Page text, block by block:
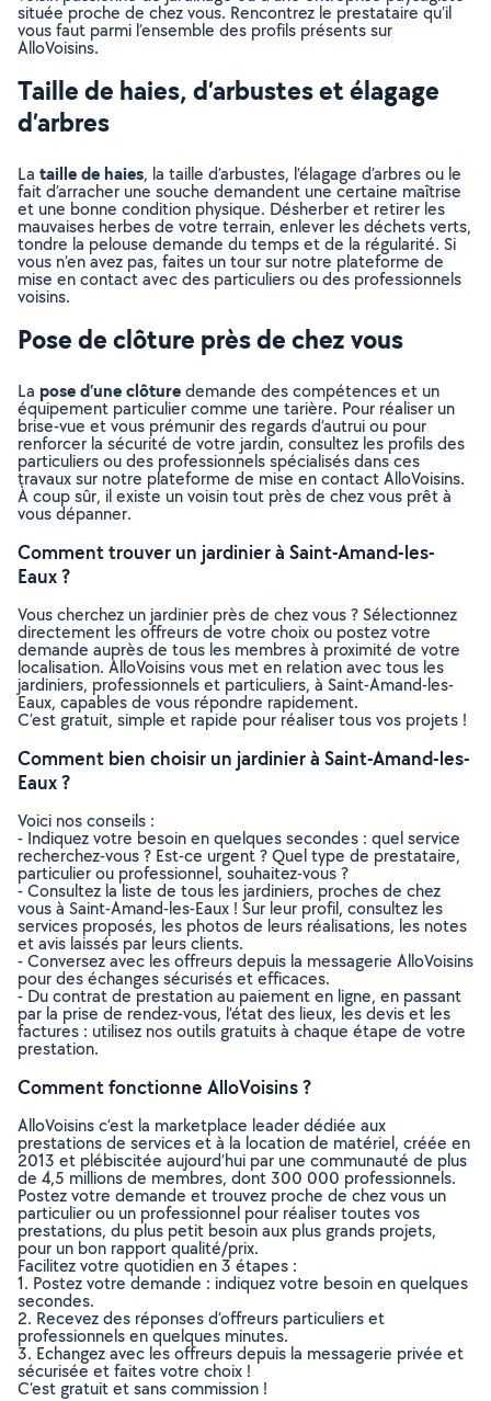
située proche de chez vous. Rencontrez le prestataire qu’il
vous faut parmi l’ensemble des profils présents sur
AlloVoisins.
Taille de haies, d’arbustes et élagage
d’arbres
La taille de haies, la taille d’arbustes, l’élagage d’arbres ou le
fait d’arracher une souche demandent une certaine maîtrise
et une bonne condition physique. Désherber et retirer les
mauvaises herbes de votre terrain, enlever les déchets verts,
tondre la pelouse demande du temps et de la régularité. Si
vous n’en avez pas, faites un tour sur notre plateforme de
mise en contact avec des particuliers ou des professionnels
voisins.
Pose de clôture près de chez vous
La pose d’une clôturedemande des compétences et un
équipement particulier comme une tarière. Pour réaliser un
brise-vue et vous prémunir des regards d’autrui ou pour
renforcer la sécurité de votre jardin, consultez les profils des
particuliers ou des professionnels spécialisés dans ces
travaux sur notre plateforme de mise en contact AlloVoisins.
À coup sûr, il existe un voisin tout près de chez vous prêt à
vous dépanner.
Comment trouver un jardinier à Saint-Amand-les-
Eaux ?
Vous cherchez un jardinier près de chez vous ? Sélectionnez
directement les offreurs de votre choix ou postez votre
demande auprès de tous les membres à proximité de votre
localisation. AlloVoisins vous met en relation avec tous les
jardiniers, professionnels et particuliers, à Saint-Amand-les-
Eaux, capables de vous répondre rapidement.
C’est gratuit, simple et rapide pour réaliser tous vos projets !
Comment bien choisir un jardinier à Saint-Amand-les-
Eaux ?
Voici nos conseils :
- Indiquez votre besoin en quelques secondes : quel service
recherchez-vous ? Est-ce urgent ? Quel type de prestataire,
particulier ou professionnel, souhaitez-vous ?
- Consultez la liste de tous les jardiniers, proches de chez
vous à Saint-Amand-les-Eaux ! Sur leur profil, consultez les
services proposés, les photos de leurs réalisations, les notes
et avis laissés par leurs clients.
- Conversez avec les offreurs depuis la messagerie AlloVoisins
pour des échanges sécurisés et efficaces.
- Du contrat de prestation au paiement en ligne, en passant
par la prise de rendez-vous, l’état des lieux, les devis et les
factures : utilisez nos outils gratuits à chaque étape de votre
prestation.
Comment fonctionne AlloVoisins ?
AlloVoisins c’est la marketplace leader dédiée aux
prestations de services et à la location de matériel, créée en
2013 et plébiscitée aujourd’hui par une communauté de plus
de 4,5 millions de membres, dont 300 000 professionnels.
Postez votre demande et trouvez proche de chez vous un
particulier ou un professionnel pour réaliser toutes vos
prestations, du plus petit besoin aux plus grands projets,
pour un bon rapport qualité/prix.
Facilitez votre quotidien en 3 étapes :
1. Postez votre demande : indiquez votre besoin en quelques
secondes.
2. Recevez des réponses d’offreurs particuliers et
professionnels en quelques minutes.
3. Echangez avec les offreurs depuis la messagerie privée et
sécurisée et faites votre choix !
C’est gratuit et sans commission !